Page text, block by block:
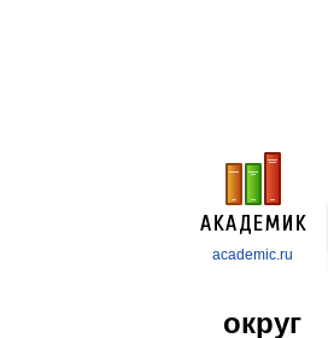
academic.ru
округ